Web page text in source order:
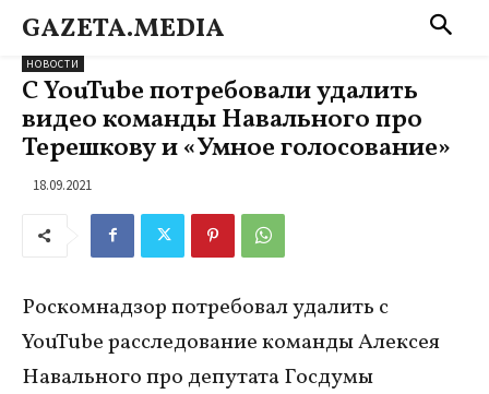
GAZETA.MEDIA
НОВОСТИ
С YouTube потребовали удалить
видео команды Навального про
Терешкову и «Умное голосование»
18.09.2021
Роскомнадзор потребовал удалить с
YouTube расследование команды Алексея
Навального про депутата Госдумы